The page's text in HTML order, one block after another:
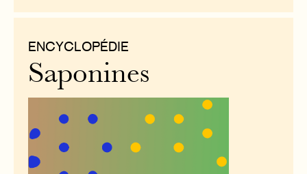
ENCYCLOPÉDIE
Saponines